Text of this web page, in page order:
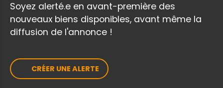
Soyez alerté.e en avant-première des
nouveaux biens disponibles, avant même la
diffusion de l'annonce !
CRÉER UNE ALERTE